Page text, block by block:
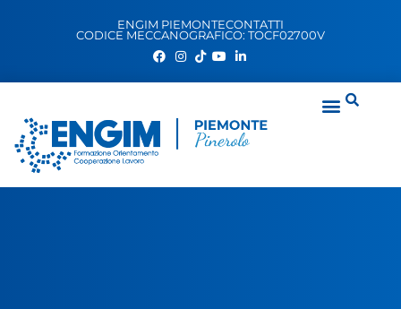
ENGIM PIEMONTECONTATTI
CODICE MECCANOGRAFICO: TOCF02700V